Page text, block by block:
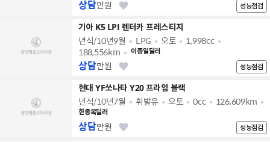
성능점검
상담만원
기아 K5 LPI 렌터카 프레스티지
년식/10년9월 LPG 오토
1,998cc
188,556km
이종일딜러
성능점검
상담만원
현대 YF쏘나타 Y20 프라임 블랙
년식/10년7월 휘발유 오토 0cc 126,609km
한종옥딜러
성능점검
상담만원